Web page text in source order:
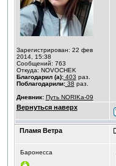
Зарегистрирован: 22 фев
2014, 15:38
Сообщений: 763
Откуда: NOVOCHEK
Благодарил (а):403 раз.
Поблагодарили:38 раз.
Дневник: Путь NORIKа-09
Вернуться наверх
Пламя Ветра
Баронесса